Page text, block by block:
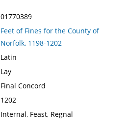
01770389
Feet of Fines for the County of
Norfolk, 1198-1202
Latin
Lay
Final Concord
1202
Internal, Feast, Regnal